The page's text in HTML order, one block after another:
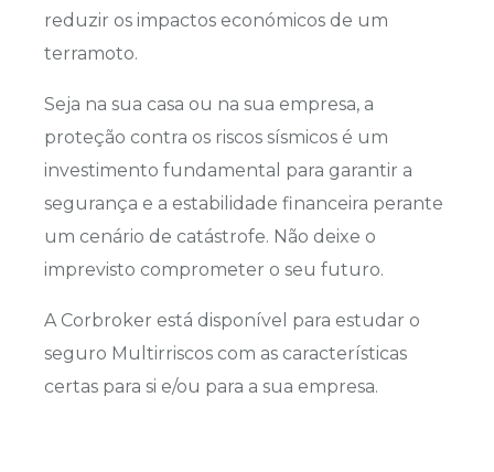
reduzir os impactos económicos de um
terramoto.
Seja na sua casa ou na sua empresa, a
proteção contra os riscos sísmicos é um
investimento fundamental para garantir a
segurança e a estabilidade financeira perante
um cenário de catástrofe. Não deixe o
imprevisto comprometer o seu futuro.
A Corbroker está disponível para estudar o
seguro Multirriscos com as características
certas para si e/ou para a sua empresa.